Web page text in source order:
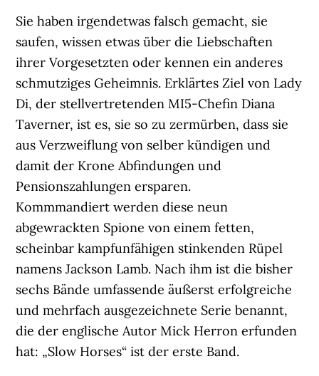
Sie haben irgendetwas falsch gemacht, sie
saufen, wissen etwas über die Liebschaften
ihrer Vorgesetzten oder kennen ein anderes
schmutziges Geheimnis. Erklärtes Ziel von Lady
Di, der stellvertretenden MI5-Chefin Diana
Taverner, ist es, sie so zu zermürben, dass sie
aus Verzweiflung von selber kündigen und
damit der Krone Abfindungen und
Pensionszahlungen ersparen.
Kommmandiert werden diese neun
abgewrackten Spione von einem fetten,
scheinbar kampfunfähigen stinkenden Rüpel
namens Jackson Lamb. Nach ihm ist die bisher
sechs Bände umfassende äußerst erfolgreiche
und mehrfach ausgezeichnete Serie benannt,
die der englische Autor Mick Herron erfunden
hat: „Slow Horses“ ist der erste Band.